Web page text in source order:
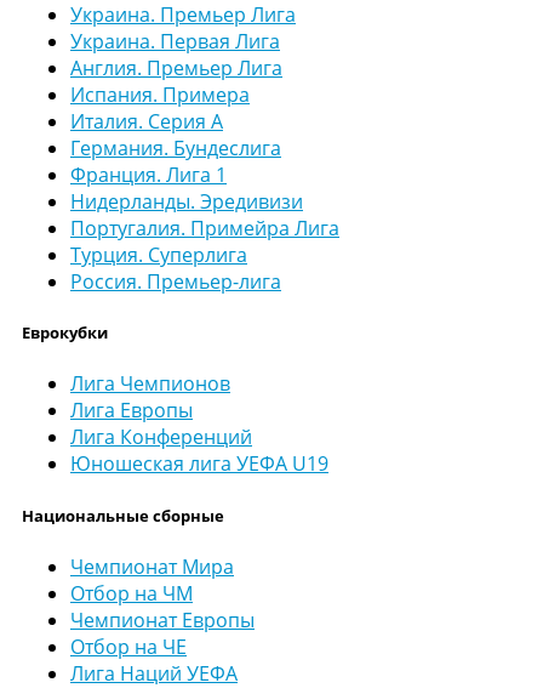
Украина. Премьер Лига
Украина. Первая Лига
Англия. Премьер Лига
Испания. Примера
Италия. Серия А
Германия. Бундеслига
Франция. Лига 1
Нидерланды. Эредивизи
Португалия. Примейра Лига
Турция. Суперлига
Россия. Премьер-лига
Еврокубки
Лига Чемпионов
Лига Европы
Лига Конференций
Юношеская лига УЕФА U19
Национальные сборные
Чемпионат Мира
Отбор на ЧМ
Чемпионат Европы
Отбор на ЧЕ
Лига Наций УЕФА